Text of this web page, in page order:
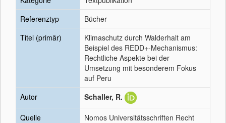
Referenztyp
Bücher
Titel (primär)
Klimaschutz durch Walderhalt am
Beispiel des REDD+-Mechanismus:
Rechtliche Aspekte bei der
Umsetzung mit besonderem Fokus
auf Peru
Autor
Schaller, R.
Quelle
Nomos Universitätsschriften Recht